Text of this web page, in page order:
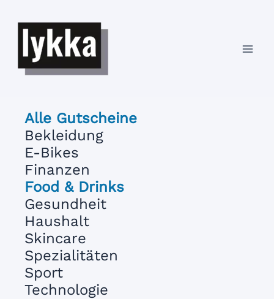
Inhalt
springen
Alle Gutscheine
Bekleidung
E-Bikes
Finanzen
Food & Drinks
Gesundheit
Haushalt
Skincare
Spezialitäten
Sport
Technologie